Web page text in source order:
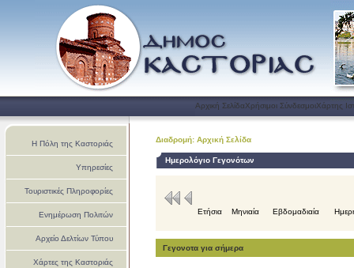
Αρχική ΣελίδαΧρήσιμοι ΣύνδεσμοιΧάρτης
Η Πόλη της Καστοριάς
Υπηρεσίες
Τουριστικές Πληροφορίες
Ενημέρωση Πολιτών
Αρχείο Δελτίων Τύπου
Χάρτες της Καστοριάς
Διαδρομή: Αρχική Σελίδα
Ημερολόγιο Γεγονότων
Ετήσια Μηνιαία Εβδομαδιαία
Γεγονοτα για σήμερα